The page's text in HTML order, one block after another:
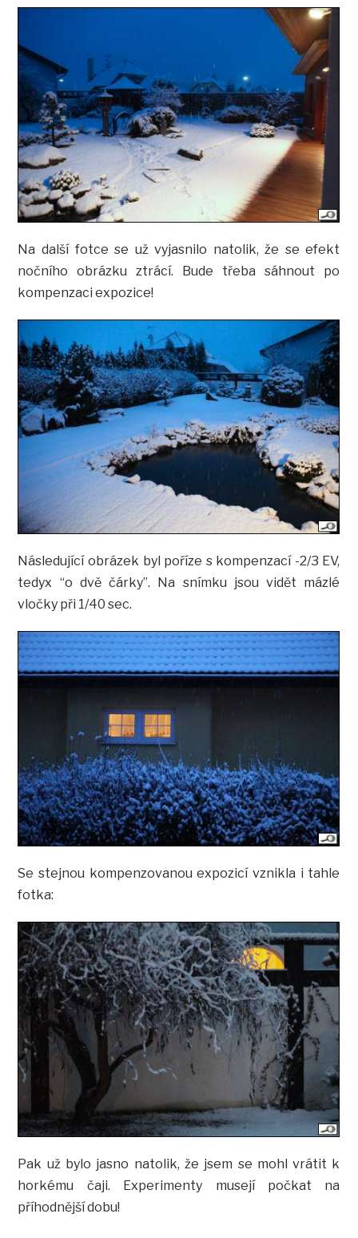
Na další fotce se už vyjasnilo natolik, že se efekt
nočního obrázku ztrácí. Bude třeba sáhnout po
kompenzaci expozice!
Následující obrázek byl poříze s kompenzací -2/3 EV,
tedyx “o dvě čárky”. Na snímku jsou vidět mázlé
vločky při 1/40 sec.
Se stejnou kompenzovanou expozicí vznikla i tahle
fotka:
Pak už bylo jasno natolik, že jsem se mohl vrátit k
horkému čaji. Experimenty musejí počkat na
příhodnější dobu!